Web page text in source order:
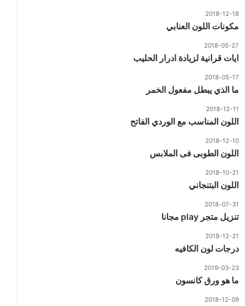
2018-12-18
مكونات اللون العنابي
2018-05-27
ايات قرانية لزيادة ادرار الحليب
2018-05-17
ما الذي يبطل مفعول الخمر
2018-12-11
اللون المناسب مع الوردي الفاتح
2018-12-10
اللون الطوبى فى الملابس
2018-10-21
اللون البتنجاني
2018-07-31
تنزيل متجر play مجانا
2018-12-21
درجات لون الكافيه
2019-03-23
ما هو ورق كانسون
2018-12-09